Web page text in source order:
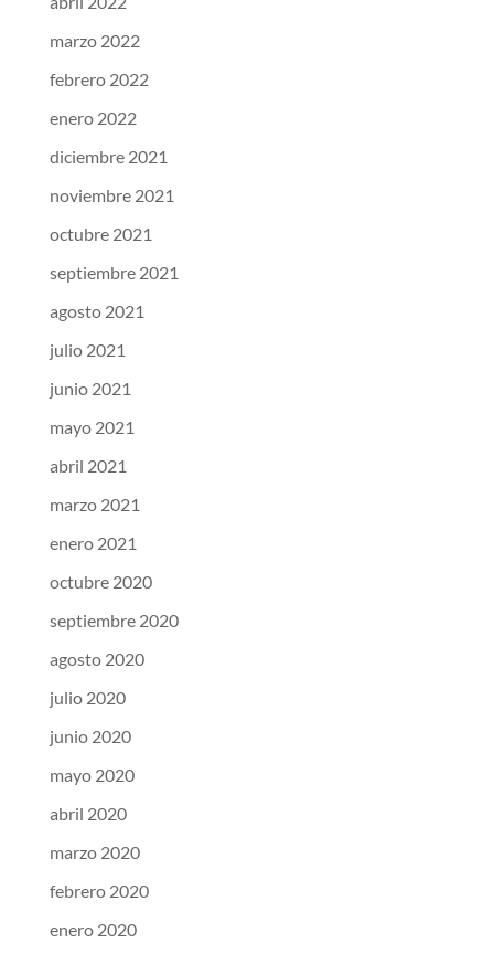
marzo 2022
febrero 2022
enero 2022
diciembre 2021
noviembre 2021
octubre 2021
septiembre 2021
agosto 2021
julio 2021
junio 2021
mayo 2021
abril 2021
marzo 2021
enero 2021
octubre 2020
septiembre 2020
agosto 2020
julio 2020
junio 2020
mayo 2020
abril 2020
marzo 2020
febrero 2020
enero 2020